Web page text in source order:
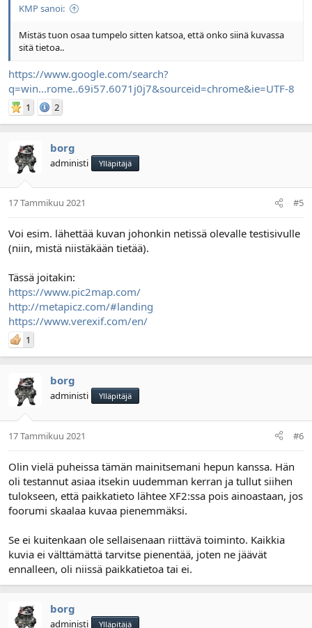
KMP sanoi:
Mistäs tuon osaa tumpelo sitten katsoa, että onko siinä kuvassa
sitä tietoa..
https://www.google.com/search?
q=win...rome..69i57.6071j0j7&sourceid=chrome&ie=UTF-8
1 2
borg
administi Ylläpitäjä
17 Tammikuu 2021 #5
Voi esim. lähettää kuvan johonkin netissä olevalle testisivulle
(niin, mistä niistäkään tietää).
Tässä joitakin:
https://www.pic2map.com/
http://metapicz.com/#landing
https://www.verexif.com/en/
1
borg
administi Ylläpitäjä
17 Tammikuu 2021 #6
Olin vielä puheissa tämän mainitsemani hepun kanssa. Hän
oli testannut asiaa itsekin uudemman kerran ja tullut siihen
tulokseen, että paikkatieto lähtee XF2:ssa pois ainoastaan, jos
foorumi skaalaa kuvaa pienemmäksi.
Se ei kuitenkaan ole sellaisenaan riittävä toiminto. Kaikkia
kuvia ei välttämättä tarvitse pienentää, joten ne jäävät
ennalleen, oli niissä paikkatietoa tai ei.
borg
administi Ylläpitäjä